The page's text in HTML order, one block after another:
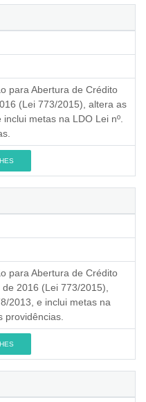
para Abertura de Crédito
(Lei 773/2015), altera as
metas na LDO Lei nº.
para Abertura de Crédito
2016 (Lei 773/2015),
2013, e inclui metas na
providências.